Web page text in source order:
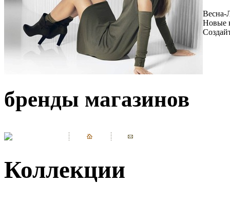
Весна-
Новые
бренды магазинов
Коллекции